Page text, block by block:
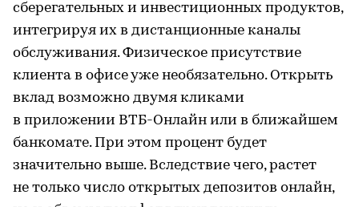
сберегательных и инвестиционных продуктов,
интегрируя их в дистанционные каналы
обслуживания. Физическое присутствие
клиента в офисе уже необязательно. Открыть
вклад возможно двумя кликами
в приложении ВТБ-Онлайн или в ближайшем
банкомате. При этом процент будет
значительно выше. Вследствие чего, растет
не только число открытых депозитов онлайн,